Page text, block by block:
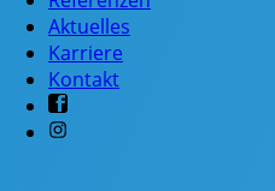
Aktuelles
Karriere
Kontakt